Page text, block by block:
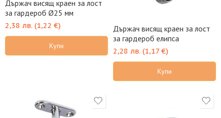
Държач висящ краен за лост
за гардероб Ø25 мм
2,38 лв. (1,22 €)
Купи
Държач висящ краен за лост
за гардероб елипса
2,28 лв. (1,17 €)
Купи